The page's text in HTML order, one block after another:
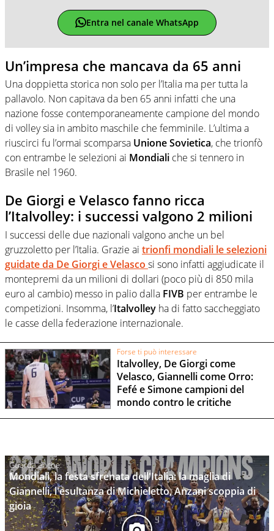
Entra nel canale WhatsApp
Un’impresa che mancava da 65 anni
Una doppietta storica non solo per l’Italia ma per tutta la
pallavolo. Non capitava da ben 65 anni infatti che una
nazione fosse contemporaneamente campione del mondo
di volley sia in ambito maschile che femminile. L’ultima a
riuscirci fu l’ormai scomparsa Unione Sovietica, che trionfò
con entrambe le selezioni ai Mondiali che si tennero in
Brasile nel 1960.
De Giorgi e Velasco fanno ricca
l’Italvolley: i successi valgono 2 milioni
I successi delle due nazionali valgono anche un bel
gruzzoletto per l’Italia. Grazie ai trionfi mondiali le selezioni
guidate da De GiorgieVelasco si sono infatti aggiudicate il
montepremi da un milioni di dollari (poco più di 850 mila
euro al cambio) messo in palio dalla FIVB per entrambe le
competizioni. Insomma, l’Italvolley ha di fatto saccheggiato
le casse della federazione internazionale.
Forse ti può interessare
Italvolley, De Giorgi come
Velasco, Giannelli come Orro:
Fefé e Simone campioni del
mondo contro le critiche
Mondiali, la festa sfrenata dell'Italia: la maglia di
Giannelli, l'esultanza di Michieletto, Anzani scoppia di
gioia